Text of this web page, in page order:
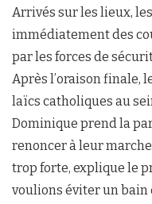
Arrivés sur les lieux,
immédiatement des
par les forces de
Après l’oraison finale,
laïcs catholiques au
Dominique prend la
renoncer à leur
trop forte, explique le
voulions éviter un bain